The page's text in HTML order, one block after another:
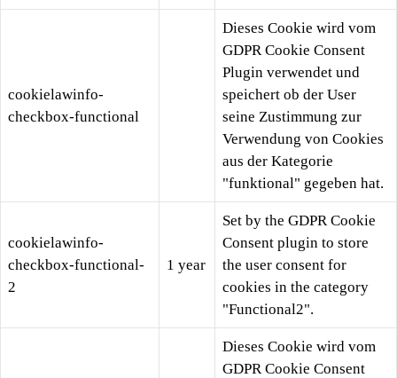
cookielawinfo-
checkbox-functional
Dieses Cookie wird vom
GDPR Cookie Consent
Plugin verwendet und
speichert ob der User
seine Zustimmung zur
Verwendung von Cookies
aus der Kategorie
"funktional" gegeben hat.
cookielawinfo-
checkbox-functional-
2
1 year
Set by the GDPR Cookie
Consent plugin to store
the user consent for
cookies in the category
"Functional2".
Dieses Cookie wird vom
GDPR Cookie Consent